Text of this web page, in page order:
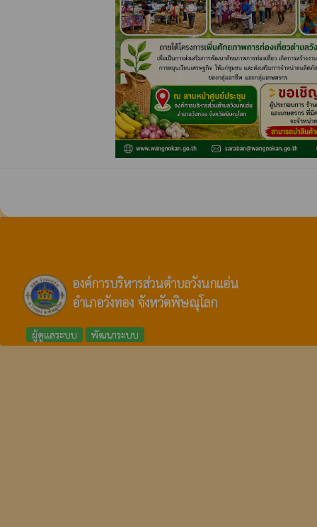
องค์การบริหารส่วนตำบลวังนกแอ่น
อำเภอวังทอง จังหวัดพิษณุโลก
ผู้ดูแลระบบ พัฒนาระบบ